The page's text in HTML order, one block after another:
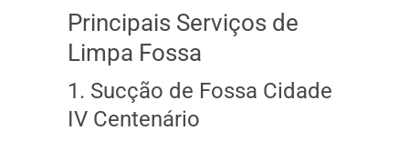
Principais Serviços de
Limpa Fossa
1. Sucção de Fossa Cidade
IV Centenário